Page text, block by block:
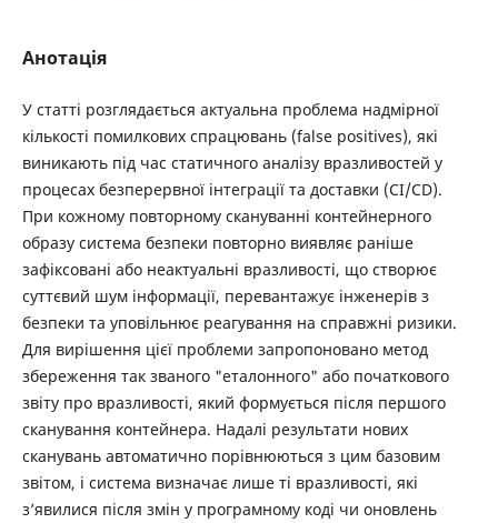
Анотація
У статті розглядається актуальна проблема надмірної
кількості помилкових спрацювань (false positives), які
виникають під час статичного аналізу вразливостей у
процесах безперервної інтеграції та доставки (CI/CD).
При кожному повторному скануванні контейнерного
образу система безпеки повторно виявляє раніше
зафіксовані або неактуальні вразливості, що створює
суттєвий шум інформації, перевантажує інженерів з
безпеки та уповільнює реагування на справжні ризики.
Для вирішення цієї проблеми запропоновано метод
збереження так званого "еталонного" або початкового
звіту про вразливості, який формується після першого
сканування контейнера. Надалі результати нових
сканувань автоматично порівнюються з цим базовим
звітом, і система визначає лише ті вразливості, які
з’явилися після змін у програмному коді чи оновлень